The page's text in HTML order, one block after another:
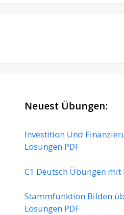
Neuest Übungen:
Investition Und
Lösungen PDF
C1 Deutsch Übungen mit
Stammfunktion Bilden
Lösungen PDF